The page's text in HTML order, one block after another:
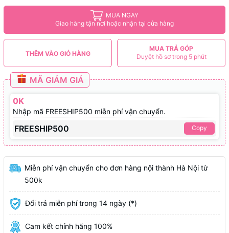
MUA NGAY
Giao hàng tận nơi hoặc nhận tại cửa hàng
THÊM VÀO GIỎ HÀNG
MUA TRẢ GÓP
Duyệt hồ sơ trong 5 phút
MÃ GIẢM GIÁ
0K
Nhập mã FREESHIP500 miễn phí vận chuyển.
FREESHIP500 Copy
Miễn phí vận chuyển cho đơn hàng nội thành Hà Nội từ
500k
Đổi trả miễn phí trong 14 ngày (*)
Cam kết chính hãng 100%